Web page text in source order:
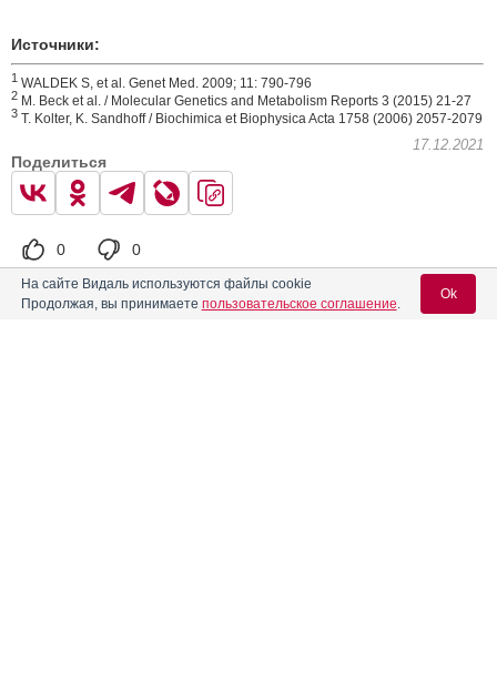
Источники:
1 WALDEK S, et al. Genet Med. 2009; 11: 790-796
2 M. Beck et al. / Molecular Genetics and Metabolism Reports 3 (2015) 21-27
3 T. Kolter, K. Sandhoff / Biochimica et Biophysica Acta 1758 (2006) 2057-2079
17.12.2021
Поделиться
0 0
Такеда
На сайте Видаль используются файлы cookie
Продолжая, вы принимаете пользовательское соглашение.
Ok